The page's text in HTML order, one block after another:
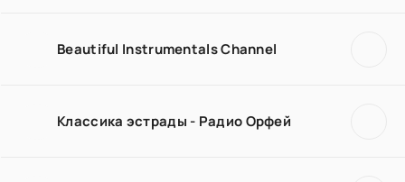
Beautiful Instrumentals Channel
Классика эстрады - Радио Орфей